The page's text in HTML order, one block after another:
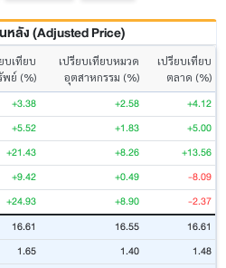
ลัง (Adjusted Price)
บเทียบ
ย์ (%)
เปรียบเทียบหมวด
อุตสาหกรรม (%)
เปรียบเทียบ
ตลาด (%)
+3.38 +2.58 +4.12
+5.52 +1.83 +5.00
+21.43 +8.26 +13.56
+9.42 +0.49 -8.09
+24.93 +8.90 -2.37
16.61 16.55 16.61
1.65 1.40 1.48